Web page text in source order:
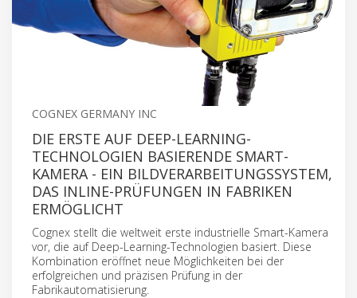
COGNEX GERMANY INC
DIE ERSTE AUF DEEP-LEARNING-
TECHNOLOGIEN BASIERENDE SMART-
KAMERA - EIN BILDVERARBEITUNGSSYSTEM,
DAS INLINE-PRÜFUNGEN IN FABRIKEN
ERMÖGLICHT
Cognex stellt die weltweit erste industrielle Smart-Kamera
vor, die auf Deep-Learning-Technologien basiert. Diese
Kombination eröffnet neue Möglichkeiten bei der
erfolgreichen und präzisen Prüfung in der
Fabrikautomatisierung.